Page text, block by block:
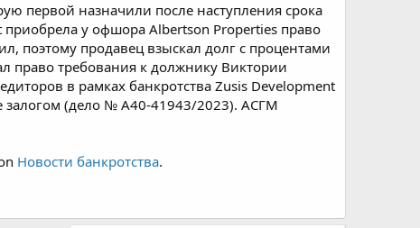
первой назначили после наступления срока
приобрела у офшора Albertson Properties право
поэтому продавец взыскал долг с процентами
право требования к должнику Виктории
в рамках банкротства Zusis Development
залогом (дело № А40-41943/2023). АСГМ
Новости банкротства.